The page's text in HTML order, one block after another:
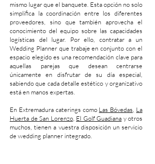
mismo lugar que el banquete. Esta opción no solo
simplifica la coordinación entre los diferentes
proveedores, sino que también aprovecha el
conocimiento del equipo sobre las capacidades
logísticas del lugar. Por ello, contratar a un
Wedding Planner que trabaje en conjunto con el
espacio elegido es una recomendación clave para
aquellas parejas que desean centrarse
únicamente en disfrutar de su día especial,
sabiendo que cada detalle estético y organizativo
está en manos expertas.
En Extremadura caterings como Las Bóvedas, La
Huerta de San Lorenzo, El Golf Guadiana y otros
muchos, tienen a vuestra disposición un servicio
de wedding planner integrado.